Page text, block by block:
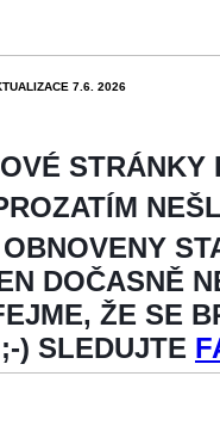
7.6. 2026
STRÁNKY
DOČASNĚ
ŽE SE
) SLEDUJTE